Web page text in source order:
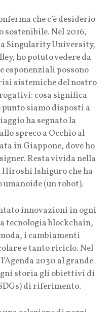
che c’è desiderio
sostenibile. Nel 2016,
Singularity University,
ho potuto vedere da
esponenziali possono
sistemiche del nostro
cosa significa
punto siamo disposti a
ha segnato la
spreco a Occhio al
in Giappone, dove ho
Resta vivida nella
Ishiguro che ha
umanoide (un robot).
innovazioni in ogni
tecnologia blockchain,
i cambiamenti
e tanto riciclo. Nel
2030 al grande
storia gli obiettivi di
di riferimento.